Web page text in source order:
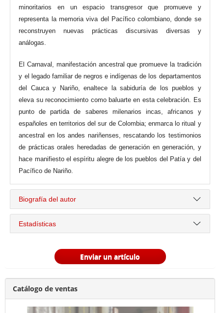
minoritarios en un espacio transgresor que promueve y
representa la memoria viva del Pacífico colombiano, donde se
reconstruyen nuevas prácticas discursivas diversas y
análogas.
El Carnaval, manifestación ancestral que promueve la tradición
y el legado familiar de negros e indígenas de los departamentos
del Cauca y Nariño, enaltece la sabiduría de los pueblos y
eleva su reconocimiento como baluarte en esta celebración. Es
punto de partida de saberes milenarios incas, africanos y
españoles en territorios del sur de Colombia; enmarca lo ritual y
ancestral en los andes nariñenses, rescatando los testimonios
de prácticas orales heredadas de generación en generación, y
hace manifiesto el espíritu alegre de los pueblos del Patía y del
Pacífico de Nariño.
Biografía del autor
Estadísticas
Enviar un artículo
Catálogo de ventas